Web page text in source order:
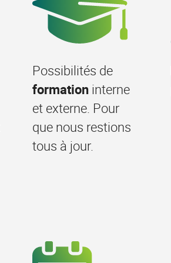
Possibilités de
formationinterne
et externe. Pour
que nous restions
tous à jour.